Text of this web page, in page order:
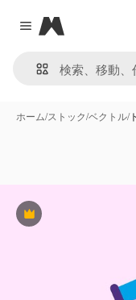
Close menu
Magnific
ホーム/ストック/ベクトル/
Premium